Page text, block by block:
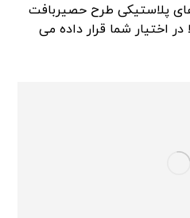
پلاستیکی طرح حصیربافت
اختیار شما قرار داده می